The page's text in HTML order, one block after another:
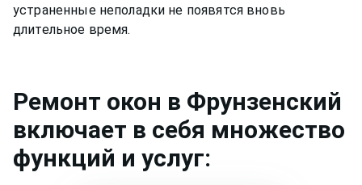
устраненные неполадки не появятся вновь
длительное время.
Ремонт окон в Фрунзенский
включает в себя множество
функций и услуг: